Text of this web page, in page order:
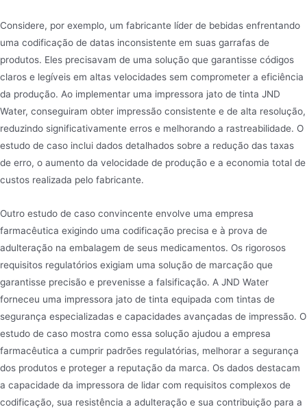
Considere, por exemplo, um fabricante líder de bebidas enfrentando
uma codificação de datas inconsistente em suas garrafas de
produtos. Eles precisavam de uma solução que garantisse códigos
claros e legíveis em altas velocidades sem comprometer a eficiência
da produção. Ao implementar uma impressora jato de tinta JND
Water, conseguiram obter impressão consistente e de alta resolução,
reduzindo significativamente erros e melhorando a rastreabilidade. O
estudo de caso inclui dados detalhados sobre a redução das taxas
de erro, o aumento da velocidade de produção e a economia total de
custos realizada pelo fabricante.
Outro estudo de caso convincente envolve uma empresa
farmacêutica exigindo uma codificação precisa e à prova de
adulteração na embalagem de seus medicamentos. Os rigorosos
requisitos regulatórios exigiam uma solução de marcação que
garantisse precisão e prevenisse a falsificação. A JND Water
forneceu uma impressora jato de tinta equipada com tintas de
segurança especializadas e capacidades avançadas de impressão. O
estudo de caso mostra como essa solução ajudou a empresa
farmacêutica a cumprir padrões regulatórias, melhorar a segurança
dos produtos e proteger a reputação da marca. Os dados destacam
a capacidade da impressora de lidar com requisitos complexos de
codificação, sua resistência a adulteração e sua contribuição para a